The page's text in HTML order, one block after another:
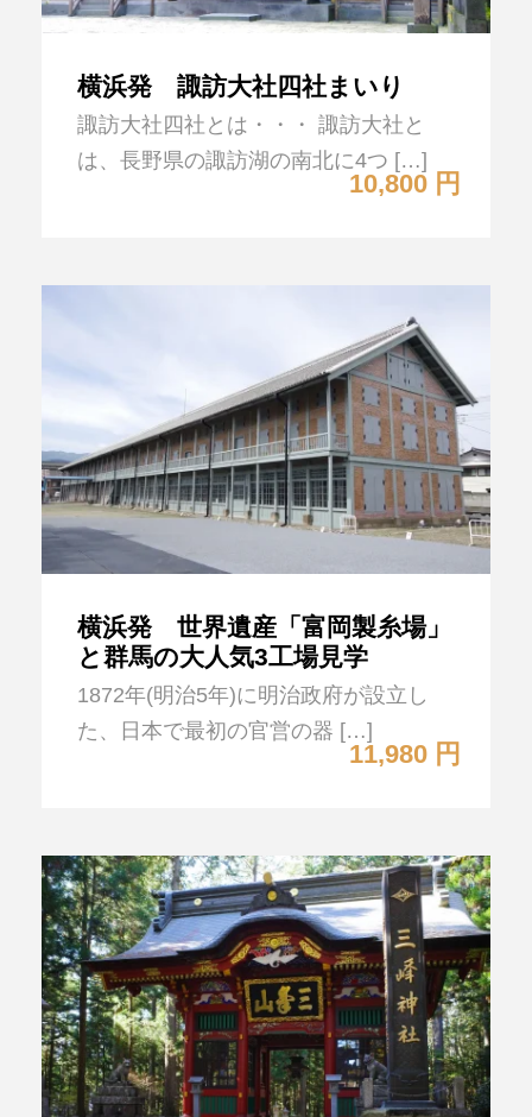
横浜発 諏訪大社四社まいり
10,800 円
諏訪大社四社とは・・・ 諏訪大社と
は、長野県の諏訪湖の南北に4つ […]
横浜発 世界遺産「富岡製糸場」
と群馬の大人気3工場見学
11,980 円
1872年(明治5年)に明治政府が設立し
た、日本で最初の官営の器 […]